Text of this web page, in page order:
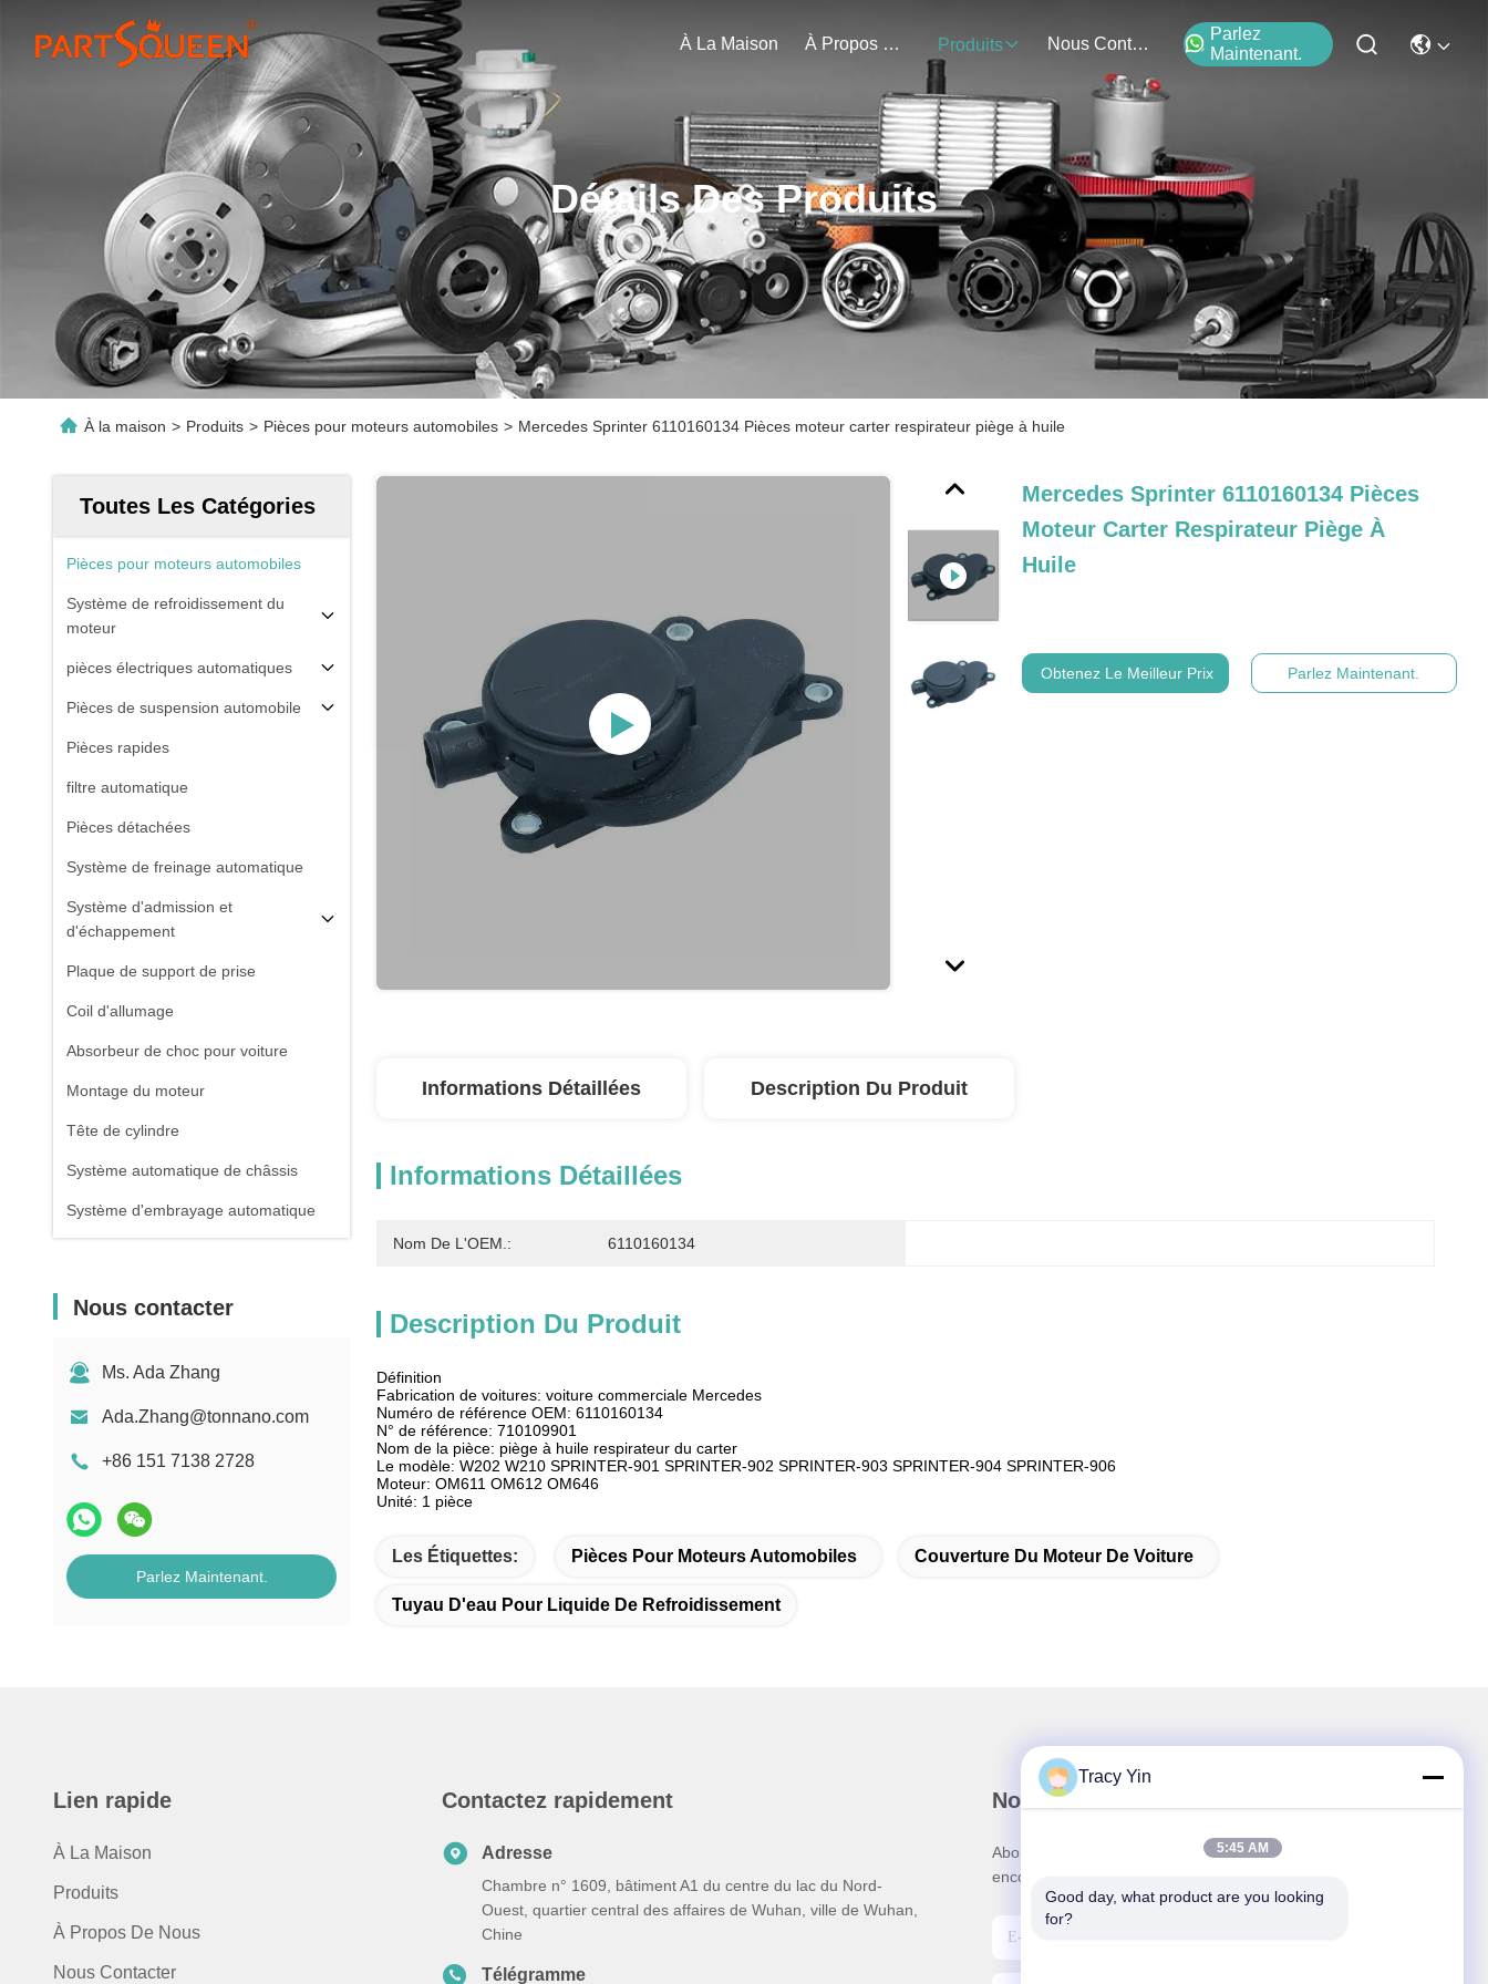
À La Maison À Propos De Nous Produits Nous Contacter
Parlez
Maintenant.
Détails Des Produits
À la maison > Produits > Pièces pour moteurs automobiles > Mercedes Sprinter 6110160134 Pièces moteur carter respirateur piège à huile
Toutes Les Catégories
Pièces pour moteurs automobiles
Système de refroidissement du
moteur
pièces électriques automatiques
Pièces de suspension automobile
Pièces rapides
filtre automatique
Pièces détachées
Système de freinage automatique
Système d'admission et
d'échappement
Plaque de support de prise
Coil d'allumage
Absorbeur de choc pour voiture
Montage du moteur
Tête de cylindre
Système automatique de châssis
Système d'embrayage automatique
Nous contacter
Ms. Ada Zhang
Ada.Zhang@tonnano.com
+86 151 7138 2728
Parlez Maintenant.
Mercedes Sprinter 6110160134 Pièces
Moteur Carter Respirateur Piège À
Huile
Obtenez Le Meilleur Prix Parlez Maintenant.
Informations Détaillées Description Du Produit
Informations Détaillées
Nom De L'OEM.: 6110160134
Description Du Produit
Définition
Fabrication de voitures: voiture commerciale Mercedes
Numéro de référence OEM: 6110160134
N° de référence: 710109901
Nom de la pièce: piège à huile respirateur du carter
Le modèle: W202 W210 SPRINTER-901 SPRINTER-902 SPRINTER-903 SPRINTER-904 SPRINTER-906
Moteur: OM611 OM612 OM646
Unité: 1 pièce
Les Étiquettes: Pièces Pour Moteurs Automobiles Couverture Du Moteur De Voiture
Tuyau D'eau Pour Liquide De Refroidissement
Lien rapide
À La Maison
Produits
À Propos De Nous
Nous Contacter
Contactez rapidement
Adresse
Chambre n° 1609, bâtiment A1 du centre du lac du Nord-
Ouest, quartier central des affaires de Wuhan, ville de Wuhan,
Chine
Télégramme
Notre newsletter
Abonnez-vous à notre newsletter pour des réductions et plus
encore.
Tracy Yin
5:45 AM
Good day, what product are you looking
for?